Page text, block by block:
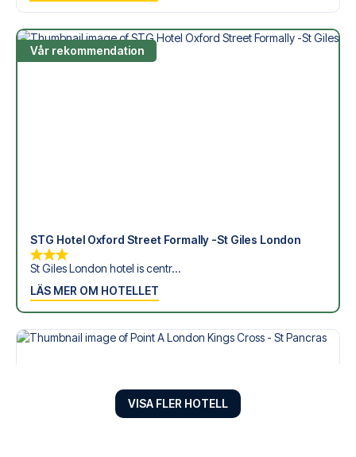
Vår rekommendation
STG Hotel Oxford Street Formally -St Giles London
St Giles London hotel is centr...
LÄS MER OM HOTELLET
VISA FLER HOTELL